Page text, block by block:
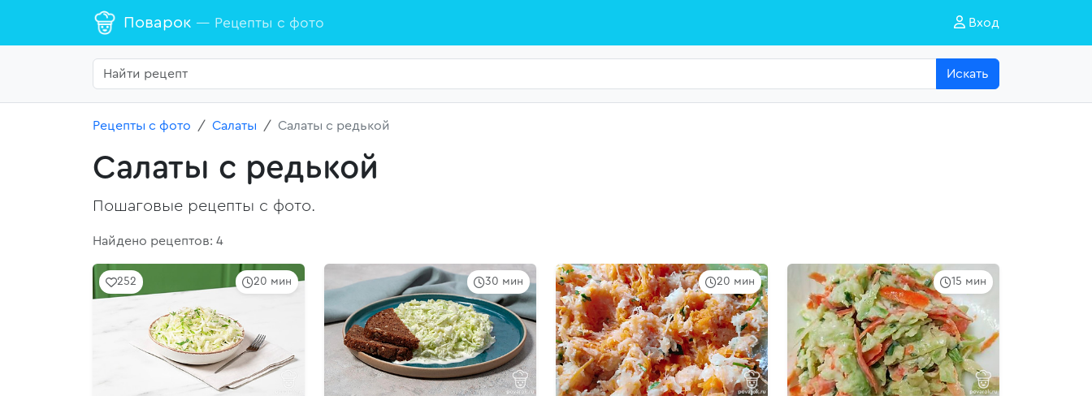
Поварок — Рецепты с фото Вход
Искать
Рецепты с фото Салаты Салаты с редькой
Салаты с редькой
Пошаговые рецепты с фото.
Найдено рецептов: 4
20 мин
252 30 мин 20 мин 15 мин